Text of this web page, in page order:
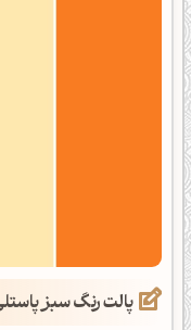
پالت رنگ سبز